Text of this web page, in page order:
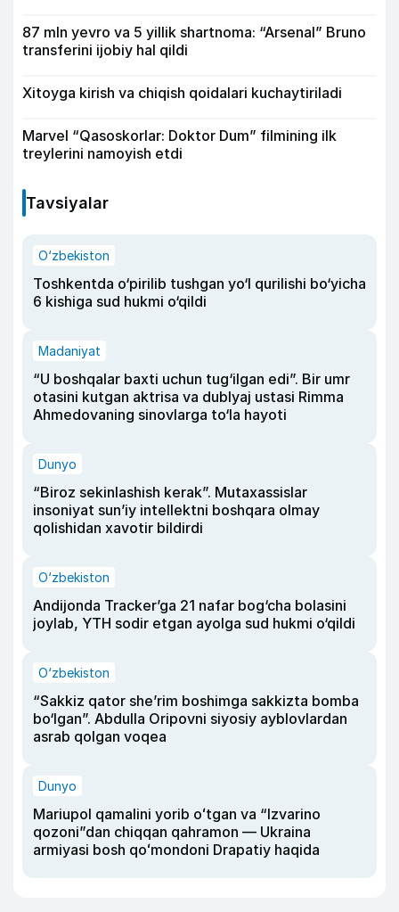
87 mln yevro va 5 yillik shartnoma: “Arsenal” Bruno
transferini ijobiy hal qildi
Xitoyga kirish va chiqish qoidalari kuchaytiriladi
Marvel “Qasoskorlar: Doktor Dum” filmining ilk
treylerini namoyish etdi
Tavsiyalar
O‘zbekiston
Toshkentda o‘pirilib tushgan yo‘l qurilishi bo‘yicha
6 kishiga sud hukmi o‘qildi
Madaniyat
“U boshqalar baxti uchun tug‘ilgan edi”. Bir umr
otasini kutgan aktrisa va dublyaj ustasi Rimma
Ahmedovaning sinovlarga to‘la hayoti
Dunyo
“Biroz sekinlashish kerak”. Mutaxassislar
insoniyat sun’iy intellektni boshqara olmay
qolishidan xavotir bildirdi
O‘zbekiston
Andijonda Tracker’ga 21 nafar bog‘cha bolasini
joylab, YTH sodir etgan ayolga sud hukmi o‘qildi
O‘zbekiston
“Sakkiz qator she’rim boshimga sakkizta bomba
bo‘lgan”. Abdulla Oripovni siyosiy ayblovlardan
asrab qolgan voqea
Dunyo
Mariupol qamalini yorib oʻtgan va “Izvarino
qozoni”dan chiqqan qahramon — Ukraina
armiyasi bosh qoʻmondoni Drapatiy haqida